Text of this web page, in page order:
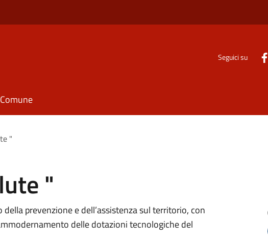
Seguici su
"
"
prevenzione e dell’assistenza sul territorio, con
delle dotazioni tecnologiche del